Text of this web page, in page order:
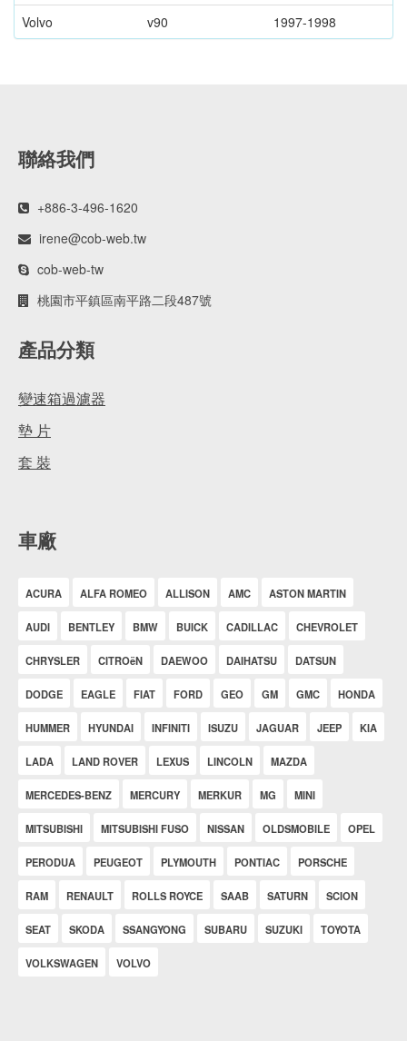
Volvo
v90 1997-1998
聯絡我們
+886-3-496-1620
irene@cob-web.tw
cob-web-tw
桃園市平鎮區南平路二段487號
產品分類
變速箱過濾器
墊 片
套 裝
車廠
ACURA ALFA ROMEO ALLISON AMC ASTON MARTIN
AUDI BENTLEY BMW BUICK CADILLAC CHEVROLET
CHRYSLER CITROëN DAEWOO DAIHATSU DATSUN
DODGE EAGLE FIAT FORD GEO GM GMC HONDA
HUMMER HYUNDAI INFINITI ISUZU JAGUAR JEEP KIA
LADA LAND ROVER LEXUS LINCOLN MAZDA
MERCEDES-BENZ MERCURY MERKUR MG MINI
MITSUBISHI MITSUBISHI FUSO NISSAN OLDSMOBILE OPEL
PERODUA PEUGEOT PLYMOUTH PONTIAC PORSCHE
RAM RENAULT ROLLS ROYCE SAAB SATURN SCION
SEAT SKODA SSANGYONG SUBARU SUZUKI TOYOTA
VOLKSWAGEN VOLVO